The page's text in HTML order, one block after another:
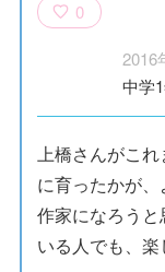
0
2016
中学
上橋さんがこ
に育ったかが、
作家になろう
いる人でも、楽